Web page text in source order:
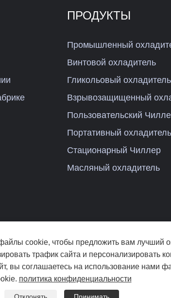
ПРОДУКТЫ
Промышленный
Винтовой охладитель
Гликольовый охладитель
Взрывозащищенный
Пользовательский
Портативный охладитель
Стационарный Чиллер
Масляный охладитель
Авторские права © 2023
Links
cookie, чтобы предложить вам лучший
трафик сайта и персонализировать
вы соглашаетесь на использование нами
политика конфиденциальности